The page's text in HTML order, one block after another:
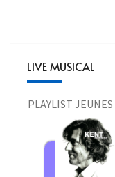
LIVE MUSICAL
PLAYLIST